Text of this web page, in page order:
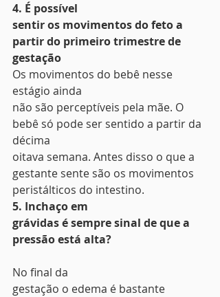
4. É possível
sentir os movimentos do feto a
partir do primeiro trimestre de
gestação
Os movimentos do bebê nesse
estágio ainda
não são perceptíveis pela mãe. O
bebê só pode ser sentido a partir da
décima
oitava semana. Antes disso o que a
gestante sente são os movimentos
peristálticos do intestino.
5. Inchaço em
grávidas é sempre sinal de que a
pressão está alta?
No final da
gestação o edema é bastante